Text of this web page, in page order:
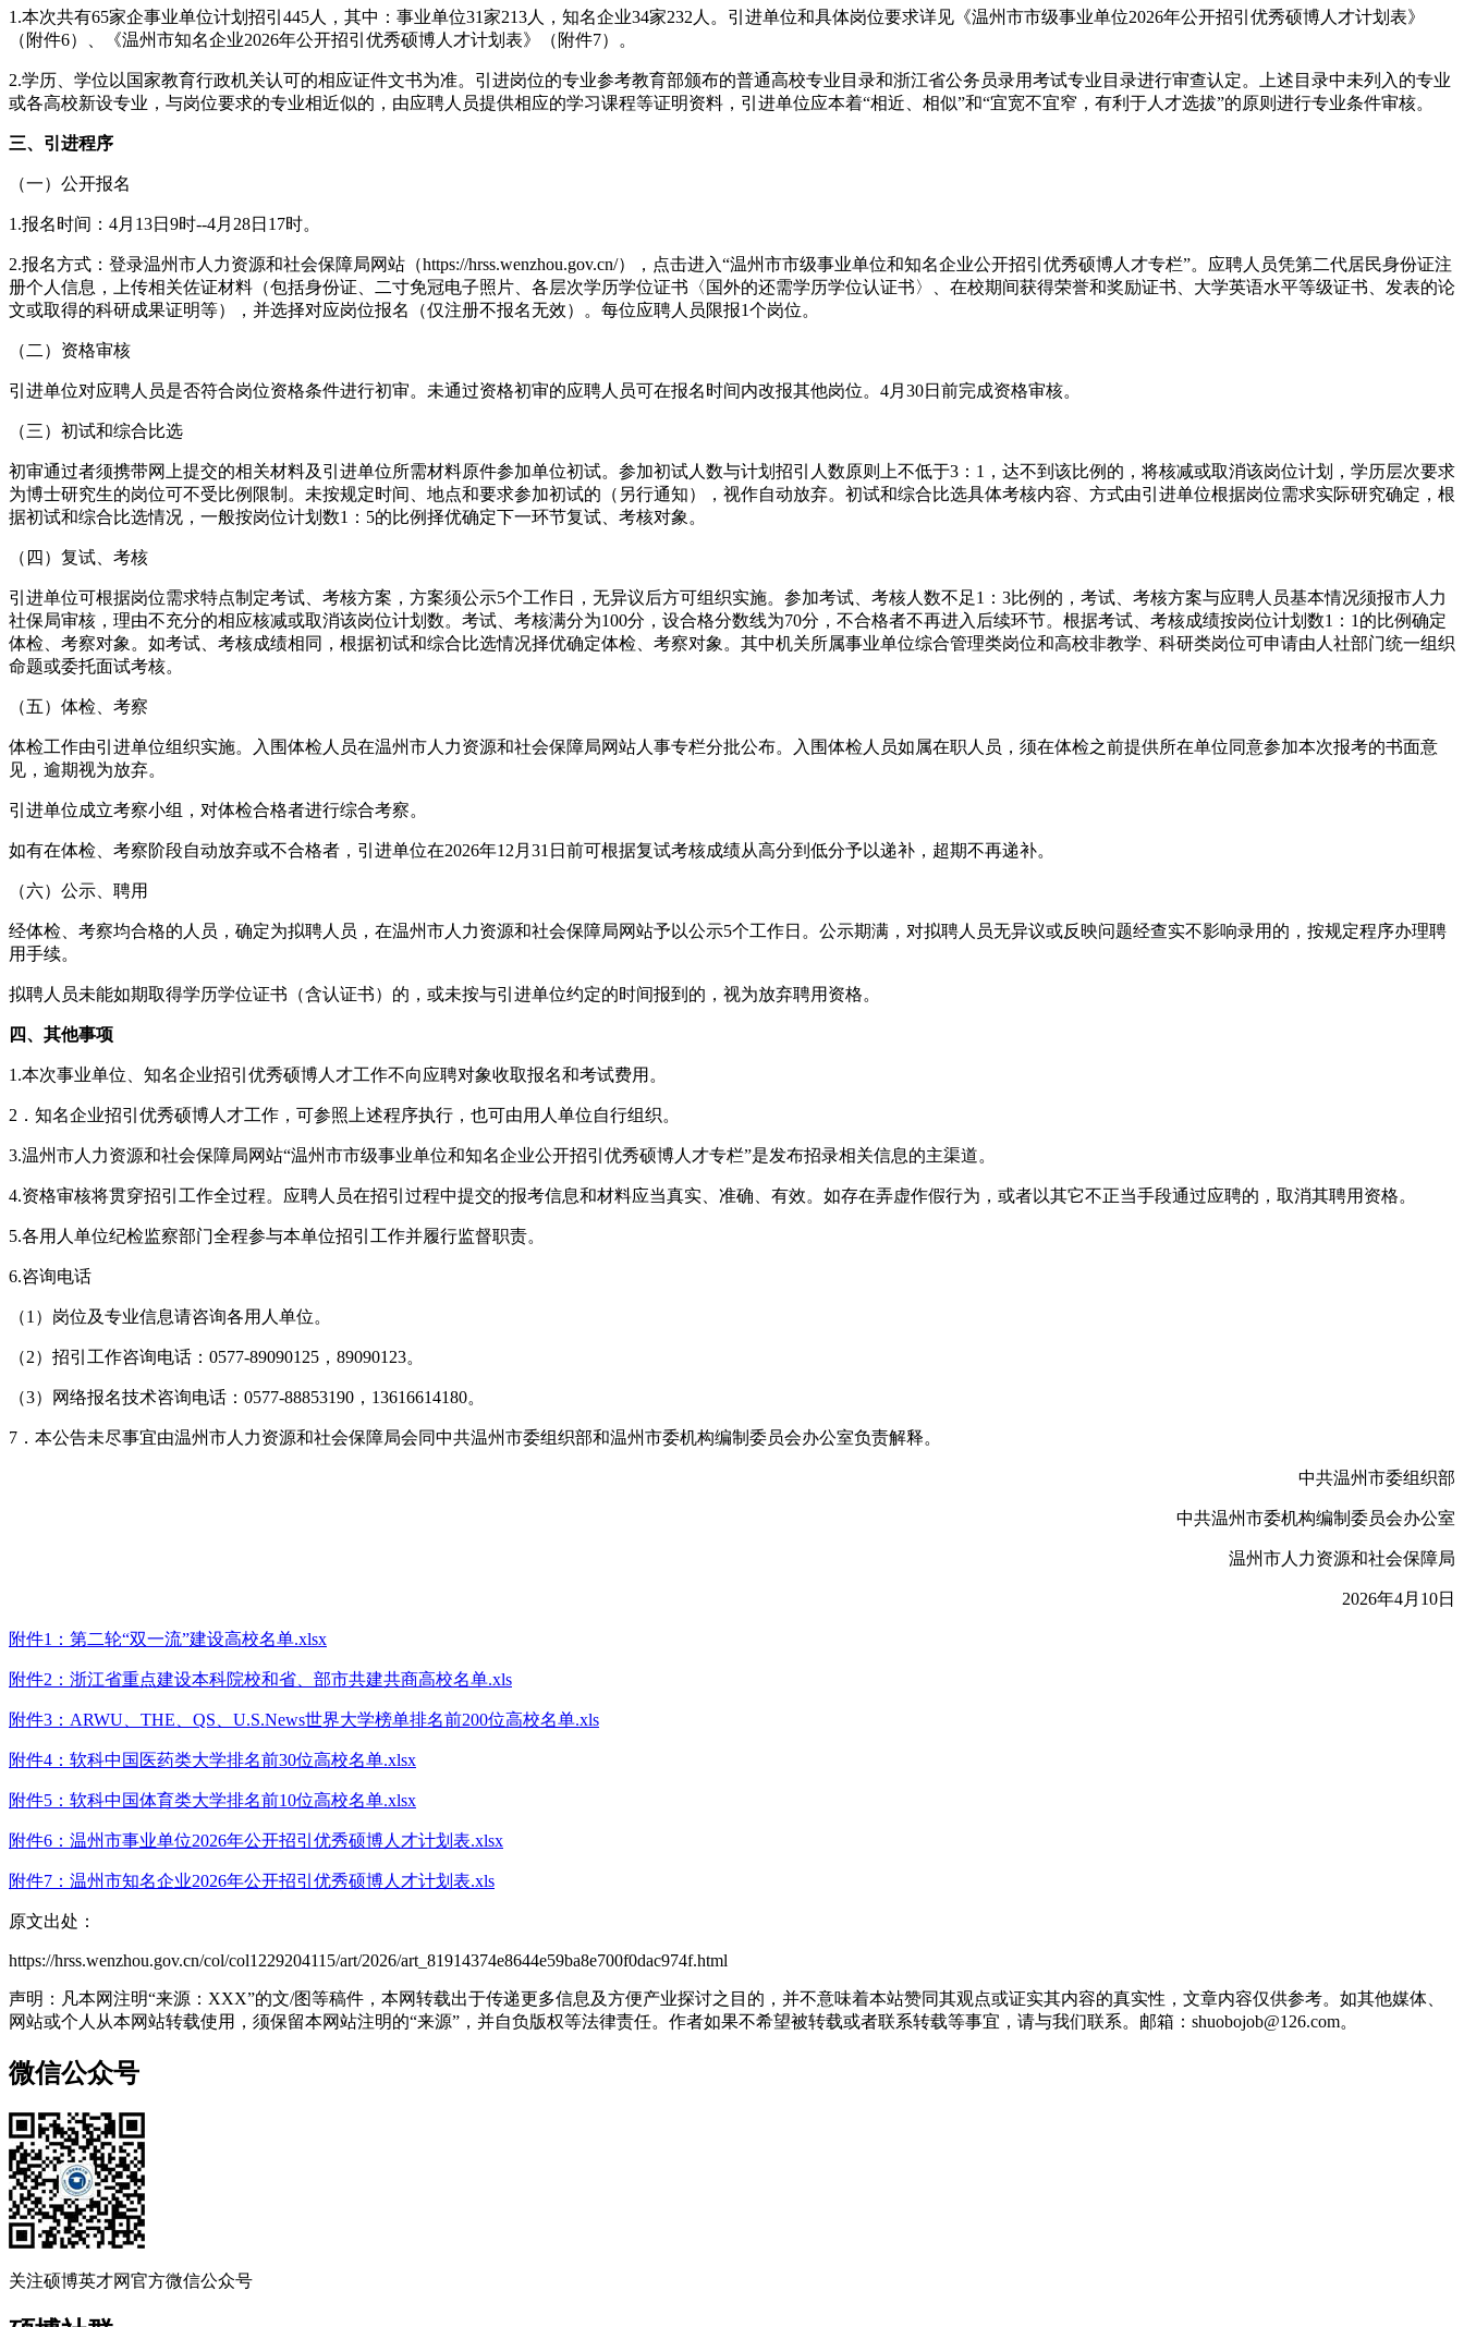
1.本次共有65家企事业单位计划招引445人，其中：事业单位31家213人，知名企业34家232人。引进单位和具体岗位要求详见《温州市市级事业单位2026年公开招引优秀硕博人才计划表》
（附件6）、《温州市知名企业2026年公开招引优秀硕博人才计划表》（附件7）。
2.学历、学位以国家教育行政机关认可的相应证件文书为准。引进岗位的专业参考教育部颁布的普通高校专业目录和浙江省公务员录用考试专业目录进行审查认定。上述目录中未列入的专业
或各高校新设专业，与岗位要求的专业相近似的，由应聘人员提供相应的学习课程等证明资料，引进单位应本着“相近、相似”和“宜宽不宜窄，有利于人才选拔”的原则进行专业条件审核。
三、引进程序
（一）公开报名
1.报名时间：4月13日9时--4月28日17时。
2.报名方式：登录温州市人力资源和社会保障局网站（https://hrss.wenzhou.gov.cn/），点击进入“温州市市级事业单位和知名企业公开招引优秀硕博人才专栏”。应聘人员凭第二代居民身份证注
册个人信息，上传相关佐证材料（包括身份证、二寸免冠电子照片、各层次学历学位证书〈国外的还需学历学位认证书〉、在校期间获得荣誉和奖励证书、大学英语水平等级证书、发表的论
文或取得的科研成果证明等），并选择对应岗位报名（仅注册不报名无效）。每位应聘人员限报1个岗位。
（二）资格审核
引进单位对应聘人员是否符合岗位资格条件进行初审。未通过资格初审的应聘人员可在报名时间内改报其他岗位。4月30日前完成资格审核。
（三）初试和综合比选
初审通过者须携带网上提交的相关材料及引进单位所需材料原件参加单位初试。参加初试人数与计划招引人数原则上不低于3：1，达不到该比例的，将核减或取消该岗位计划，学历层次要求
为博士研究生的岗位可不受比例限制。未按规定时间、地点和要求参加初试的（另行通知），视作自动放弃。初试和综合比选具体考核内容、方式由引进单位根据岗位需求实际研究确定，根
据初试和综合比选情况，一般按岗位计划数1：5的比例择优确定下一环节复试、考核对象。
（四）复试、考核
引进单位可根据岗位需求特点制定考试、考核方案，方案须公示5个工作日，无异议后方可组织实施。参加考试、考核人数不足1：3比例的，考试、考核方案与应聘人员基本情况须报市人力
社保局审核，理由不充分的相应核减或取消该岗位计划数。考试、考核满分为100分，设合格分数线为70分，不合格者不再进入后续环节。根据考试、考核成绩按岗位计划数1：1的比例确定
体检、考察对象。如考试、考核成绩相同，根据初试和综合比选情况择优确定体检、考察对象。其中机关所属事业单位综合管理类岗位和高校非教学、科研类岗位可申请由人社部门统一组织
命题或委托面试考核。
（五）体检、考察
体检工作由引进单位组织实施。入围体检人员在温州市人力资源和社会保障局网站人事专栏分批公布。入围体检人员如属在职人员，须在体检之前提供所在单位同意参加本次报考的书面意
见，逾期视为放弃。
引进单位成立考察小组，对体检合格者进行综合考察。
如有在体检、考察阶段自动放弃或不合格者，引进单位在2026年12月31日前可根据复试考核成绩从高分到低分予以递补，超期不再递补。
（六）公示、聘用
经体检、考察均合格的人员，确定为拟聘人员，在温州市人力资源和社会保障局网站予以公示5个工作日。公示期满，对拟聘人员无异议或反映问题经查实不影响录用的，按规定程序办理聘
用手续。
拟聘人员未能如期取得学历学位证书（含认证书）的，或未按与引进单位约定的时间报到的，视为放弃聘用资格。
四、其他事项
1.本次事业单位、知名企业招引优秀硕博人才工作不向应聘对象收取报名和考试费用。
2．知名企业招引优秀硕博人才工作，可参照上述程序执行，也可由用人单位自行组织。
3.温州市人力资源和社会保障局网站“温州市市级事业单位和知名企业公开招引优秀硕博人才专栏”是发布招录相关信息的主渠道。
4.资格审核将贯穿招引工作全过程。应聘人员在招引过程中提交的报考信息和材料应当真实、准确、有效。如存在弄虚作假行为，或者以其它不正当手段通过应聘的，取消其聘用资格。
5.各用人单位纪检监察部门全程参与本单位招引工作并履行监督职责。
6.咨询电话
（1）岗位及专业信息请咨询各用人单位。
（2）招引工作咨询电话：0577-89090125，89090123。
（3）网络报名技术咨询电话：0577-88853190，13616614180。
7．本公告未尽事宜由温州市人力资源和社会保障局会同中共温州市委组织部和温州市委机构编制委员会办公室负责解释。
中共温州市委组织部
中共温州市委机构编制委员会办公室
温州市人力资源和社会保障局
2026年4月10日
附件1：第二轮“双一流”建设高校名单.xlsx
附件2：浙江省重点建设本科院校和省、部市共建共商高校名单.xls
附件3：ARWU、THE、QS、U.S.News世界大学榜单排名前200位高校名单.xls
附件4：软科中国医药类大学排名前30位高校名单.xlsx
附件5：软科中国体育类大学排名前10位高校名单.xlsx
附件6：温州市事业单位2026年公开招引优秀硕博人才计划表.xlsx
附件7：温州市知名企业2026年公开招引优秀硕博人才计划表.xls
原文出处：
https://hrss.wenzhou.gov.cn/col/col1229204115/art/2026/art_81914374e8644e59ba8e700f0dac974f.html
声明：凡本网注明“来源：XXX”的文/图等稿件，本网转载出于传递更多信息及方便产业探讨之目的，并不意味着本站赞同其观点或证实其内容的真实性，文章内容仅供参考。如其他媒体、
网站或个人从本网站转载使用，须保留本网站注明的“来源”，并自负版权等法律责任。作者如果不希望被转载或者联系转载等事宜，请与我们联系。邮箱：shuobojob@126.com。
微信公众号
关注硕博英才网官方微信公众号